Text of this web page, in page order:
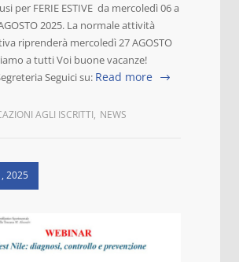
per FERIE ESTIVE da mercoledì 06 a
2025. La normale attività
riprenderà mercoledì 27 AGOSTO
a tutti Voi buone vacanze!
Seguici su: Read more
AGLI ISCRITTI, NEWS
2025